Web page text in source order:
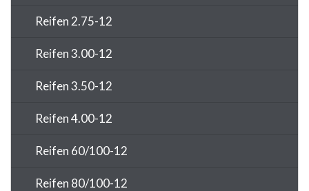
Reifen 2.75-12
Reifen 3.00-12
Reifen 3.50-12
Reifen 4.00-12
Reifen 60/100-12
Reifen 80/100-12